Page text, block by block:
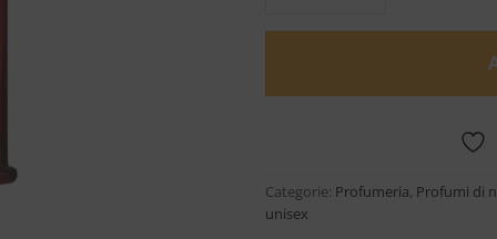
Categorie: Profumeria, Profumi di
unisex